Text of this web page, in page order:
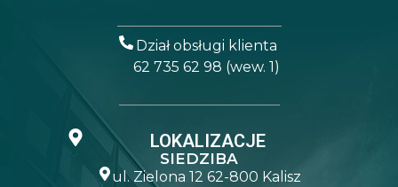
Dział obsługi klienta
62 735 62 98 (wew. 1)
LOKALIZACJE
SIEDZIBA
ul. Zielona 12 62-800 Kalisz